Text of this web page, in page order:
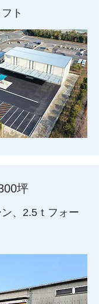
ト
坪
、2.5ｔフォー